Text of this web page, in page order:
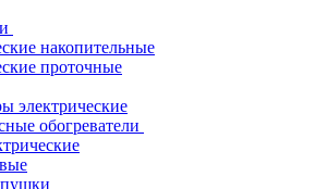
накопительные
проточные
электрические
обогреватели